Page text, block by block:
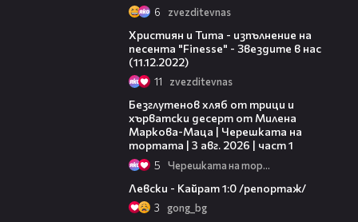
6 zvezditevnas
Християн и Тита - изпълнение на
песента "Finesse" - Звездите в нас
(11.12.2022)
11 zvezditevnas
Безглутенов хляб от трици и
хърватски десерт от Милена
Маркова-Маца | Черешката на
тортата | 3 авг. 2026 | част 1
5 Черешката на тортата
Левски - Кайрат 1:0 /репортаж/
3 gong_bg